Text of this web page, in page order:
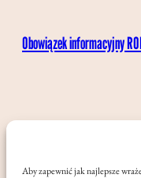
Aby zapewnić jak najlepsze
Obowiązek informacyjny